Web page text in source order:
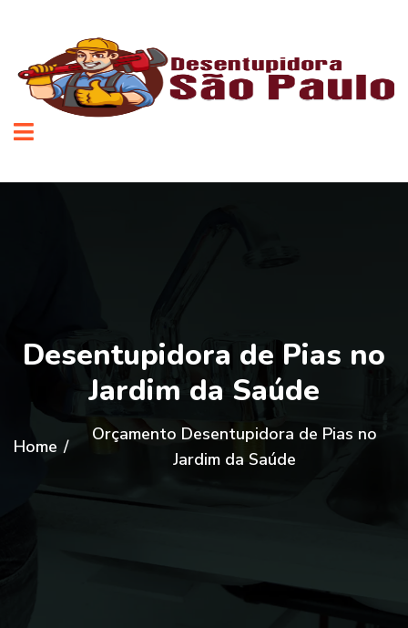
Desentupidora de Pias no
Jardim da Saúde
Home /
Orçamento Desentupidora de Pias no
Jardim da Saúde